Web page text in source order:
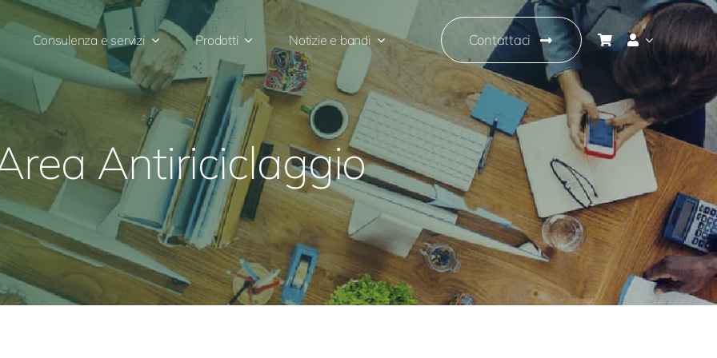
Consulenza e servizi Prodotti Notizie e bandi Contattaci
Antiriciclaggio